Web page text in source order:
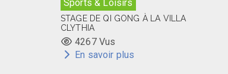
Sports & Loisirs
STAGE DE QI GONG À LA VILLA
CLYTHIA
4267 Vus
En savoir plus